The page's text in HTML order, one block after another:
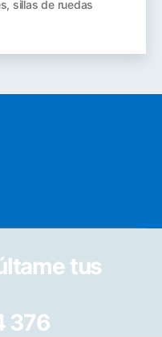
, sillas de ruedas
tus
376